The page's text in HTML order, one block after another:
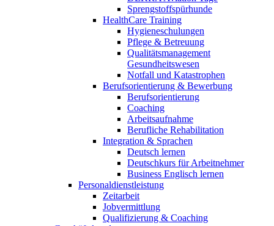
Sprengstoffspürhunde
HealthCare Training
Hygieneschulungen
Pflege & Betreuung
Qualitätsmanagement
Gesundheitswesen
Notfall und Katastrophen
Berufsorientierung & Bewerbung
Berufsorientierung
Coaching
Arbeitsaufnahme
Berufliche Rehabilitation
Integration & Sprachen
Deutsch lernen
Deutschkurs für Arbeitnehmer
Business Englisch lernen
Personaldienstleistung
Zeitarbeit
Jobvermittlung
Qualifizierung & Coaching